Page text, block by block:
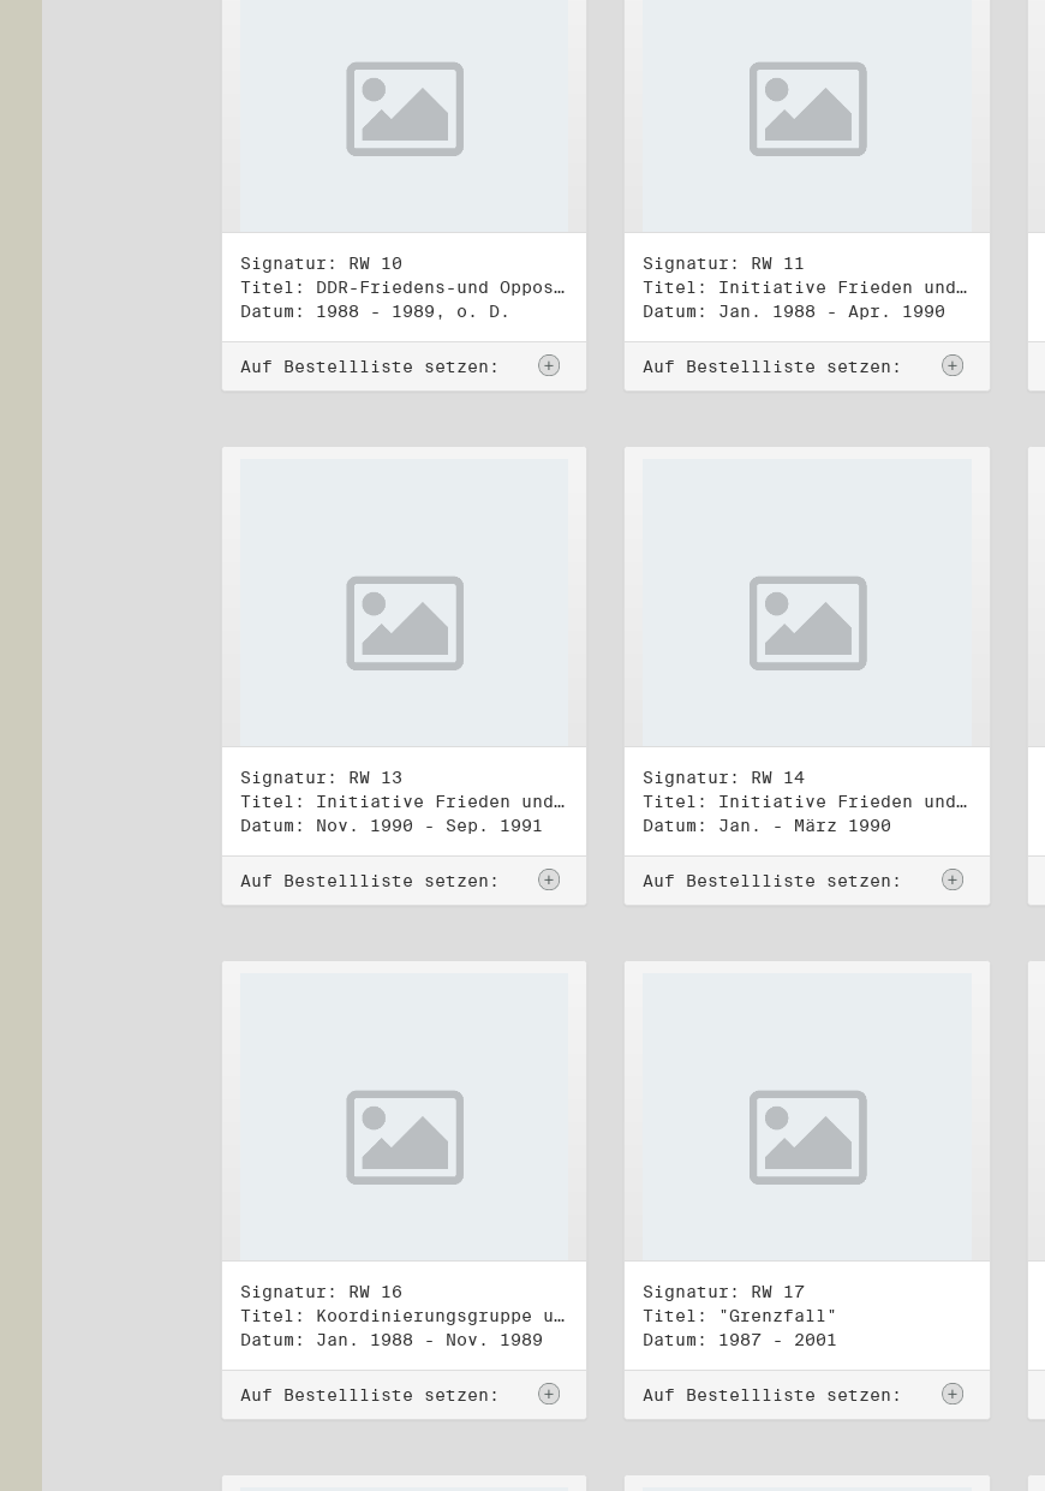
Signatur: RW 10
Titel: DDR-Friedens-und Oppositionsbewegung (3)
Datum: 1988 - 1989, o. D.
Auf Bestellliste setzen:
Signatur: RW 11
Titel: Initiative Frieden und Menschenrechte (1)
Datum: Jan. 1988 - Apr. 1990
Auf Bestellliste setzen:
Signatur: RW 13
Titel: Initiative Frieden und Menschenrechte (3)
Datum: Nov. 1990 - Sep. 1991
Auf Bestellliste setzen:
Signatur: RW 14
Titel: Initiative Frieden und Menschenrechte, Volkskammerwahl 18.3.1990
Datum: Jan. - März 1990
Auf Bestellliste setzen:
Signatur: RW 16
Titel: Koordinierungsgruppe und Kontakttelefongruppe
Datum: Jan. 1988 - Nov. 1989
Auf Bestellliste setzen:
Signatur: RW 17
Titel: "Grenzfall"
Datum: 1987 - 2001
Auf Bestellliste setzen: